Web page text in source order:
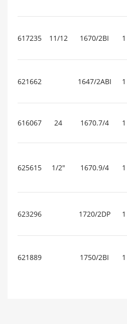
617235 11/12 1670/2BI 1
621662 1647/2ABI 1
616067 24 1670.7/4 1
625615 1/2" 1670.9/4 1
623296 1720/2DP 1
621889 1750/2BI 1